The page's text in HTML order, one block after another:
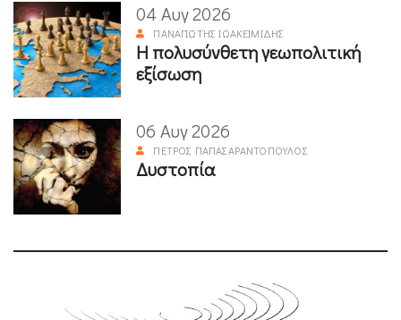
04 Αυγ 2026
ΠΑΝΑΓΙΏΤΗΣ ΙΩΑΚΕΙΜΊΔΗΣ
Η πολυσύνθετη γεωπολιτική
εξίσωση
06 Αυγ 2026
ΠΈΤΡΟΣ ΠΑΠΑΣΑΡΑΝΤΌΠΟΥΛΟΣ
Δυστοπία